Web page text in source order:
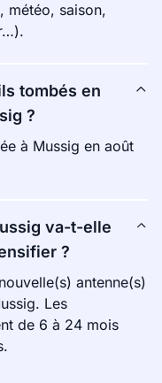
météo, saison,
tombés en
?
à Mussig en août
va-t-elle
?
antenne(s)
Les
de 6 à 24 mois